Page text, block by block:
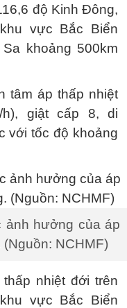
độ Kinh Đông,
vực Bắc Biển
khoảng 500km
tâm áp thấp nhiệt
h), giật cấp 8, di
với tốc độ khoảng
hưởng của áp
NCHMF)
nhiệt đới trên
vực Bắc Biển